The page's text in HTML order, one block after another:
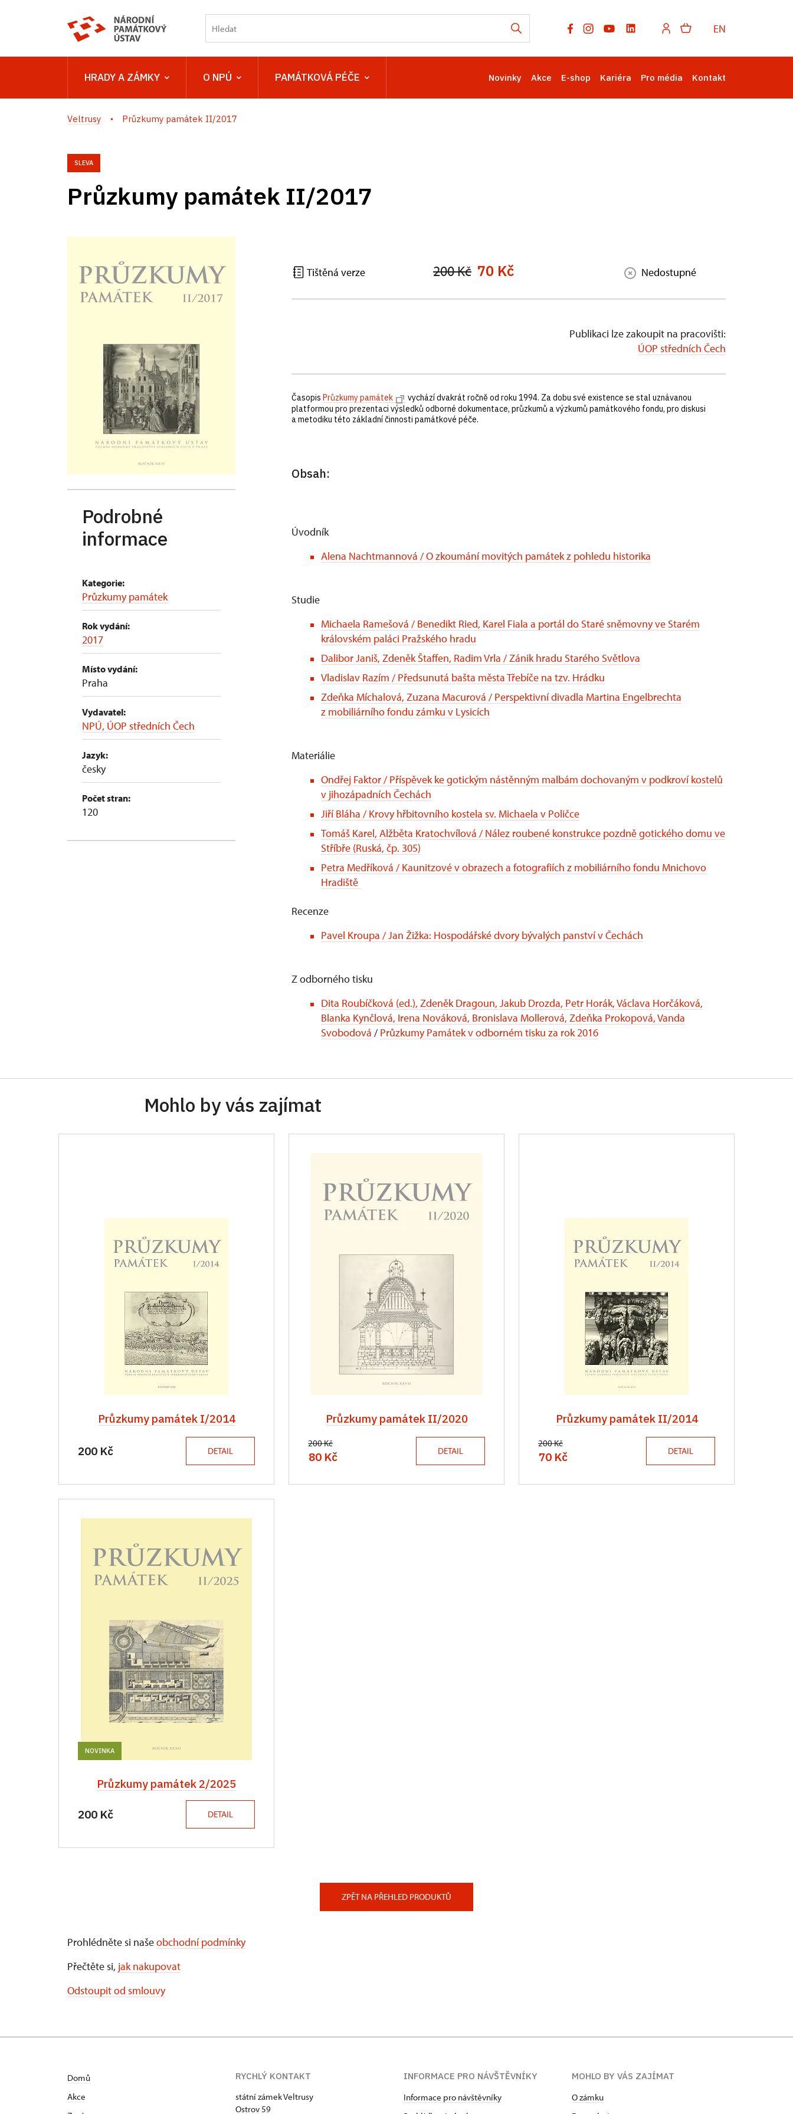
EN
HRADY A ZÁMKY O NPÚ PAMÁTKOVÁ PÉČE Novinky Akce E-shop Kariéra Pro média Kontakt
Veltrusy Průzkumy památek II/2017
SLEVA
Průzkumy památek II/2017
Podrobné
informace
Kategorie:
Průzkumy památek
Rok vydání:
2017
Místo vydání:
Praha
Vydavatel:
NPÚ, ÚOP středních Čech
Jazyk:
česky
Počet stran:
120
Tištěná verze 200 Kč 70 Kč Nedostupné
Publikaci lze zakoupit na pracovišti:
ÚOP středních Čech
Časopis Průzkumy památek
vychází dvakrát ročně od roku 1994. Za dobu své existence se stal uznávanou
platformou pro prezentaci výsledků odborné dokumentace, průzkumů a výzkumů památkového fondu, pro diskusi
a metodiku této základní činnosti památkové péče.
Obsah:
Úvodník
Alena Nachtmannová / O zkoumání movitých památek z pohledu historika
Studie
Michaela Ramešová / Benedikt Ried, Karel Fiala a portál do Staré sněmovny ve Starém
královském paláci Pražského hradu
Dalibor Janiš, Zdeněk Štaffen, Radim Vrla / Zánik hradu Starého Světlova
Vladislav Razím / Předsunutá bašta města Třebíče na tzv. Hrádku
Zdeňka Míchalová, Zuzana Macurová / Perspektivní divadla Martina Engelbrechta
z mobiliárního fondu zámku v Lysicích
Materiálie
Ondřej Faktor / Příspěvek ke gotickým nástěnným malbám dochovaným v podkroví kostelů
v jihozápadních Čechách
Jiří Bláha / Krovy hřbitovního kostela sv. Michaela v Poličce
Tomáš Karel, Alžběta Kratochvílová / Nález roubené konstrukce pozdně gotického domu ve
Stříbře (Ruská, čp. 305)
Petra Medříková / Kaunitzové v obrazech a fotografiích z mobiliárního fondu Mnichovo
Hradiště
Recenze
Pavel Kroupa / Jan Žižka: Hospodářské dvory bývalých panství v Čechách
Z odborného tisku
Dita Roubíčková (ed.), Zdeněk Dragoun, Jakub Drozda, Petr Horák, Václava Horčáková,
Blanka Kynčlová, Irena Nováková, Bronislava Mollerová, Zdeňka Prokopová, Vanda
Svobodová / Průzkumy Památek v odborném tisku za rok 2016
Mohlo by vás zajímat
Průzkumy památek I/2014
200 Kč DETAIL
Průzkumy památek II/2020
200 Kč
80 Kč DETAIL
Průzkumy památek II/2014
200 Kč
70 Kč DETAIL
NOVINKA
Průzkumy památek 2/2025
200 Kč DETAIL
ZPĚT NA PŘEHLED PRODUKTŮ
Prohlédněte si našeobchodní podmínky
Přečtěte si, jak nakupovat
Odstoupit od smlouvy
Domů
Akce
RYCHLÝ KONTAKT
státní zámek Veltrusy
Ostrov 59
INFORMACE PRO NÁVŠTĚVNÍKY
Informace pro návštěvníky
MOHLO BY VÁS ZAJÍMAT
O zámku